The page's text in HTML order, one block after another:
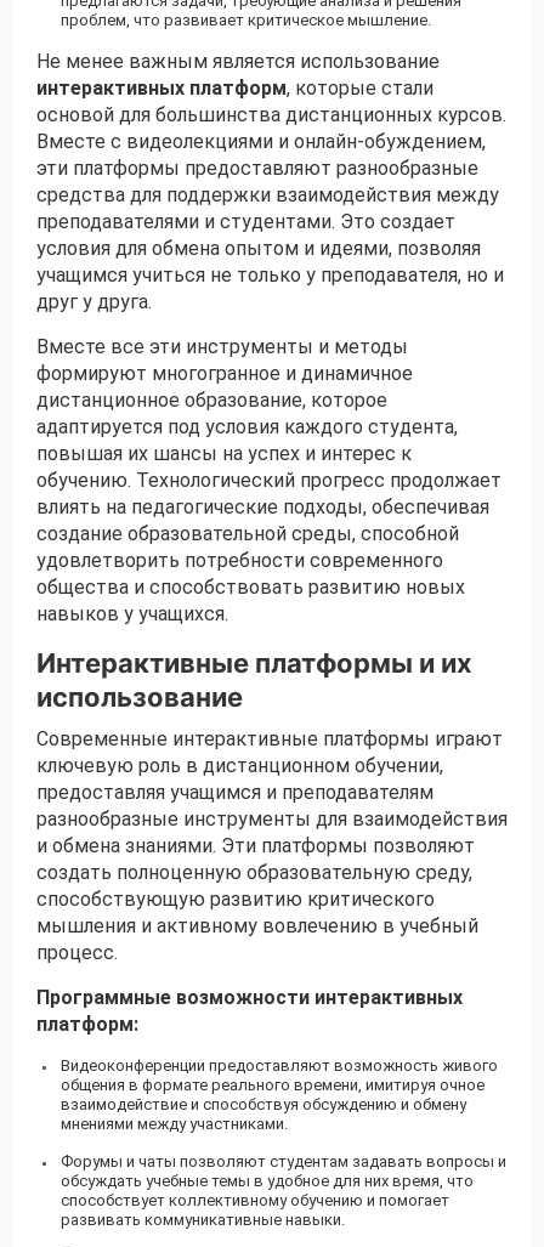
проблем, что развивает критическое мышление.
Не менее важным является использование
интерактивных платформ, которые стали
основой для большинства дистанционных курсов.
Вместе с видеолекциями и онлайн-обуждением,
эти платформы предоставляют разнообразные
средства для поддержки взаимодействия между
преподавателями и студентами. Это создает
условия для обмена опытом и идеями, позволяя
учащимся учиться не только у преподавателя, но и
друг у друга.
Вместе все эти инструменты и методы
формируют многогранное и динамичное
дистанционное образование, которое
адаптируется под условия каждого студента,
повышая их шансы на успех и интерес к
обучению. Технологический прогресс продолжает
влиять на педагогические подходы, обеспечивая
создание образовательной среды, способной
удовлетворить потребности современного
общества и способствовать развитию новых
навыков у учащихся.
Интерактивные платформы и их
использование
Современные интерактивные платформы играют
ключевую роль в дистанционном обучении,
предоставляя учащимся и преподавателям
разнообразные инструменты для взаимодействия
и обмена знаниями. Эти платформы позволяют
создать полноценную образовательную среду,
способствующую развитию критического
мышления и активному вовлечению в учебный
процесс.
Программные возможности интерактивных
платформ:
Видеоконференции предоставляют возможность живого
общения в формате реального времени, имитируя очное
взаимодействие и способствуя обсуждению и обмену
мнениями между участниками.
Форумы и чаты позволяют студентам задавать вопросы и
обсуждать учебные темы в удобное для них время, что
способствует коллективному обучению и помогает
развивать коммуникативные навыки.